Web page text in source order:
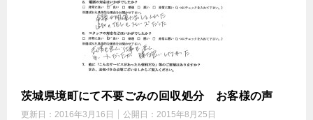
茨城県境町にて不要ごみの回収処分 お客様の声
更新日： 2016年3月16日 公開日： 2015年8月25日